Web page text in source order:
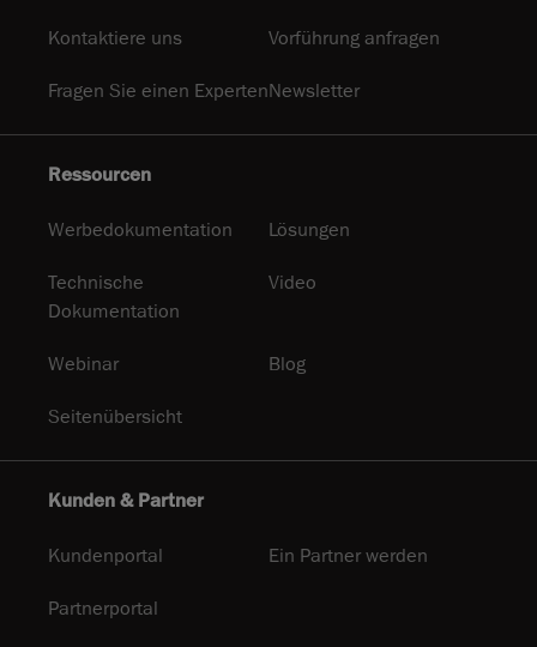
Kontaktiere uns Vorführung anfragen
Fragen Sie einen ExpertenNewsletter
Ressourcen
Werbedokumentation Lösungen
Technische
Dokumentation
Video
Webinar Blog
Seitenübersicht
Kunden & Partner
Kundenportal Ein Partner werden
Partnerportal